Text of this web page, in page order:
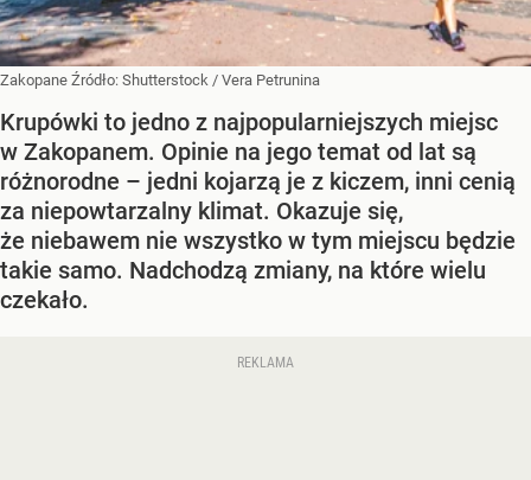
Zakopane Źródło: Shutterstock / Vera Petrunina
Krupówki to jedno z najpopularniejszych miejsc
w Zakopanem. Opinie na jego temat od lat są
różnorodne – jedni kojarzą je z kiczem, inni cenią
za niepowtarzalny klimat. Okazuje się,
że niebawem nie wszystko w tym miejscu będzie
takie samo. Nadchodzą zmiany, na które wielu
czekało.